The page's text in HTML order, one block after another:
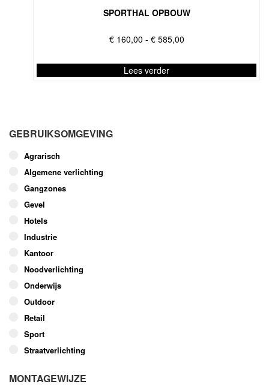
SPORTHAL OPBOUW
€160,00 - €585,00Prijsklasse:
tot
€ 585,00
Lees verder
variaties.
optie
kan
gekozen
worden
op
productpagina
GEBRUIKSOMGEVING
Agrarisch
Algemene verlichting
Gangzones
Gevel
Hotels
Industrie
Kantoor
Noodverlichting
Onderwijs
Outdoor
Retail
Sport
Straatverlichting
MONTAGEWIJZE